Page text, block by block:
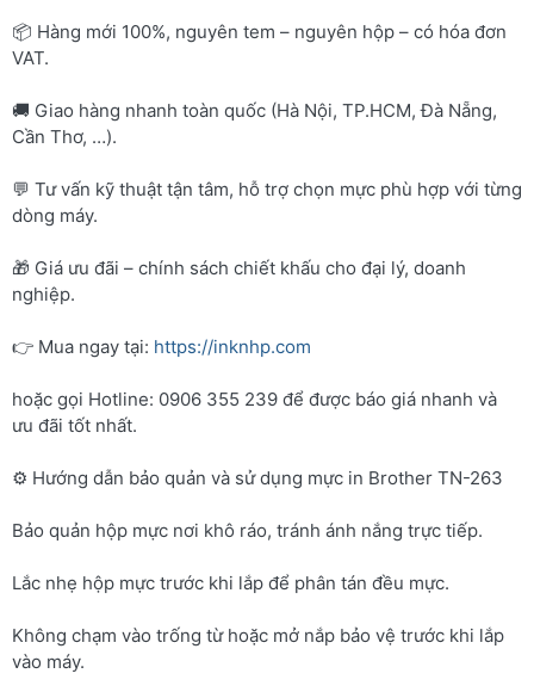
📦 Hàng mới 100%, nguyên tem – nguyên hộp – có hóa đơn
VAT.
🚚 Giao hàng nhanh toàn quốc (Hà Nội, TP.HCM, Đà Nẵng,
Cần Thơ, …).
💬 Tư vấn kỹ thuật tận tâm, hỗ trợ chọn mực phù hợp với từng
dòng máy.
🎁 Giá ưu đãi – chính sách chiết khấu cho đại lý, doanh
nghiệp.
👉 Mua ngay tại: https://inknhp.com
hoặc gọi Hotline: 0906 355 239 để được báo giá nhanh và
ưu đãi tốt nhất.
⚙️ Hướng dẫn bảo quản và sử dụng mực in Brother TN-263
Bảo quản hộp mực nơi khô ráo, tránh ánh nắng trực tiếp.
Lắc nhẹ hộp mực trước khi lắp để phân tán đều mực.
Không chạm vào trống từ hoặc mở nắp bảo vệ trước khi lắp
vào máy.